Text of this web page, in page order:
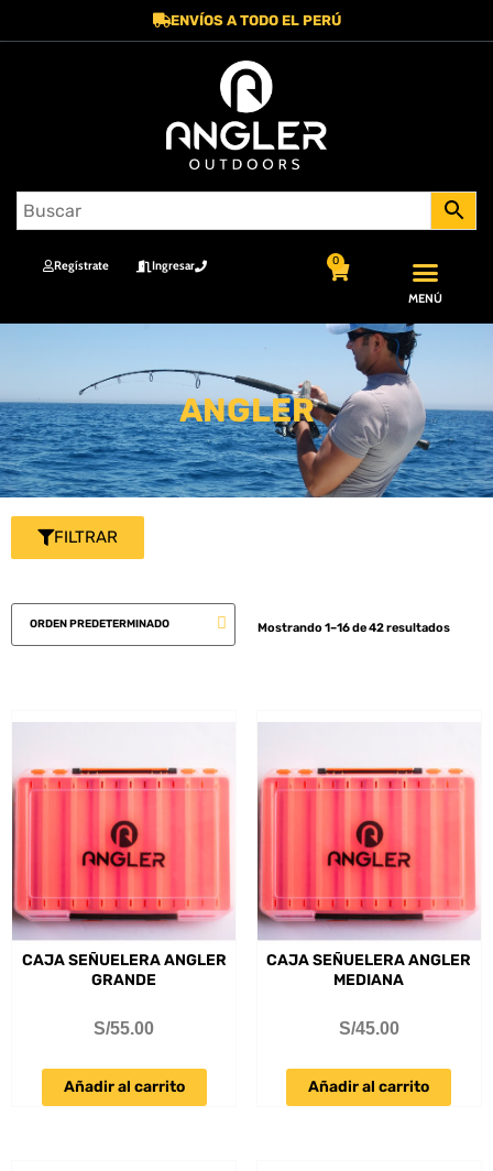
ENVÍOS A TODO EL PERÚ
Regístrate Ingresar 0
MENÚ
ANGLER
FILTRAR
Mostrando 1–16 de 42 resultados
CAJA SEÑUELERA ANGLER
GRANDE
S/55.00
Añadir al carrito
CAJA SEÑUELERA ANGLER
MEDIANA
S/45.00
Añadir al carrito